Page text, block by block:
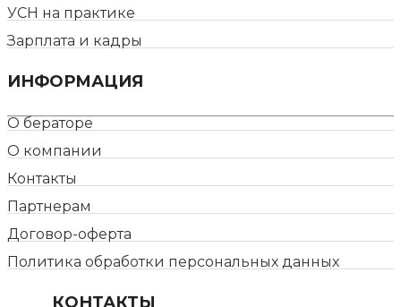
УСН на практике
Зарплата и кадры
ИНФОРМАЦИЯ
О бераторе
О компании
Контакты
Партнерам
Договор-оферта
Политика обработки персональных данных
КОНТАКТЫ